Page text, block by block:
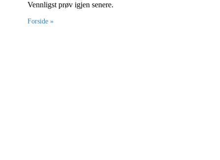
Vennligst prøv igjen senere.
Forside »